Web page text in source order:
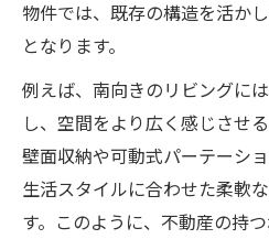
物件では、既存の構造を活か
となります。
例えば、南向きのリビングに
し、空間をより広く感じさせ
壁面収納や可動式パーテーシ
生活スタイルに合わせた柔軟
す。このように、不動産の持